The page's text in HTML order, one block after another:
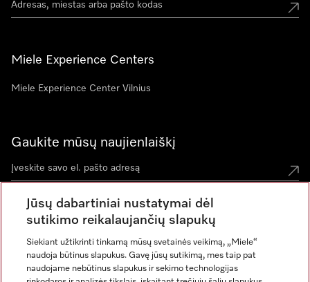
Miele Experience Centers
Miele Experience Center Vilnius
Gaukite mūsų naujienlaiškį
Jūsų dabartiniai nustatymai dėl
sutikimo reikalaujančių slapukų
Siekiant užtikrinti tinkamą mūsų svetainės veikimą, „Miele“
naudoja būtinus slapukus. Gavę jūsų sutikimą, mes taip pat
naudojame nebūtinus slapukus ir sekimo technologijas